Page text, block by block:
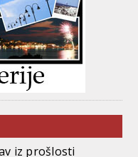
iz prošlosti